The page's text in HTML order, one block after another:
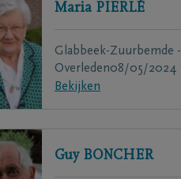
Maria PIERLÉ
Glabbeek-Zuurbemde
Overleden08/05/2024
Bekijken
Guy BONCHER